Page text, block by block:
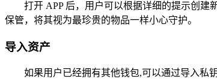
打开 APP 后，用户可以根据详细的提示创
保管，将其视为最珍贵的物品一样小心守护。
导入资产
如果用户已经拥有其他钱包,可以通过导入私